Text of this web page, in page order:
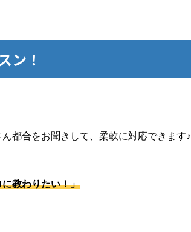
ン！
都合をお聞きして、柔軟に対応できます♪
教わりたい！」